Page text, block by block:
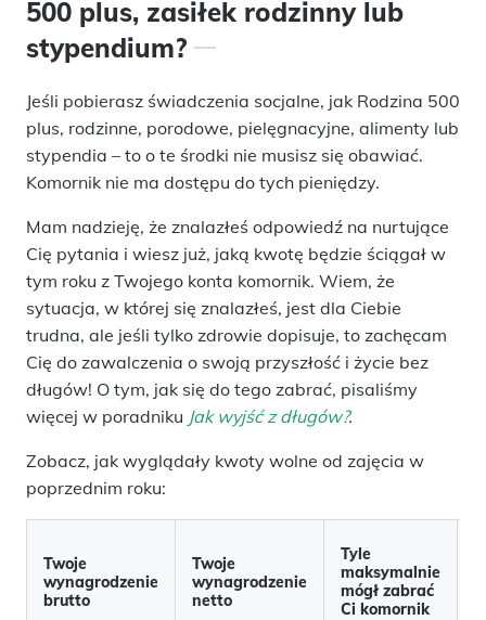
500 plus, zasiłek rodzinny lub
stypendium?
Jeśli pobierasz świadczenia socjalne, jak Rodzina 500
plus, rodzinne, porodowe, pielęgnacyjne, alimenty lub
stypendia – to o te środki nie musisz się obawiać.
Komornik nie ma dostępu do tych pieniędzy.
Mam nadzieję, że znalazłeś odpowiedź na nurtujące
Cię pytania i wiesz już, jaką kwotę będzie ściągał w
tym roku z Twojego konta komornik. Wiem, że
sytuacja, w której się znalazłeś, jest dla Ciebie
trudna, ale jeśli tylko zdrowie dopisuje, to zachęcam
Cię do zawalczenia o swoją przyszłość i życie bez
długów! O tym, jak się do tego zabrać, pisaliśmy
więcej w poradniku Jak wyjść z długów?.
Zobacz, jak wyglądały kwoty wolne od zajęcia w
poprzednim roku:
Twoje
wynagrodzenie
brutto
Twoje
wynagrodzenie
netto
Tyle
maksymalnie
mógł zabrać
Ci komornik